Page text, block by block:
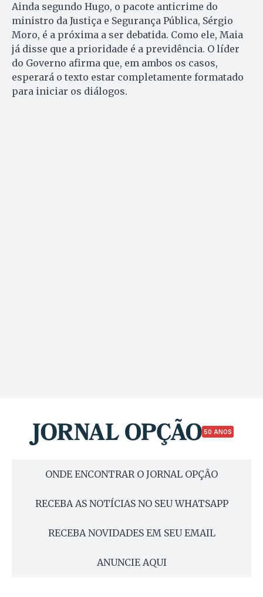
Ainda segundo Hugo, o pacote anticrime do
ministro da Justiça e Segurança Pública, Sérgio
Moro, é a próxima a ser debatida. Como ele, Maia
já disse que a prioridade é a previdência. O líder
do Governo afirma que, em ambos os casos,
esperará o texto estar completamente formatado
para iniciar os diálogos.
50 ANOS
ONDE ENCONTRAR O JORNAL OPÇÃO
RECEBA AS NOTÍCIAS NO SEU WHATSAPP
RECEBA NOVIDADES EM SEU EMAIL
ANUNCIE AQUI